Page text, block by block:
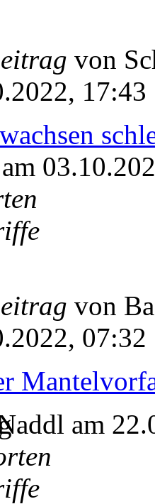
von
17:43
von
07:32
am